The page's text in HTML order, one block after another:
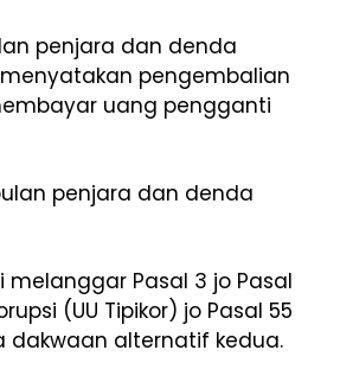
penjara dan denda
menyatakan pengembalian
uang pengganti
penjara dan denda
Pasal 3 jo Pasal
(UU Tipikor) jo Pasal 55
dakwaan alternatif kedua.